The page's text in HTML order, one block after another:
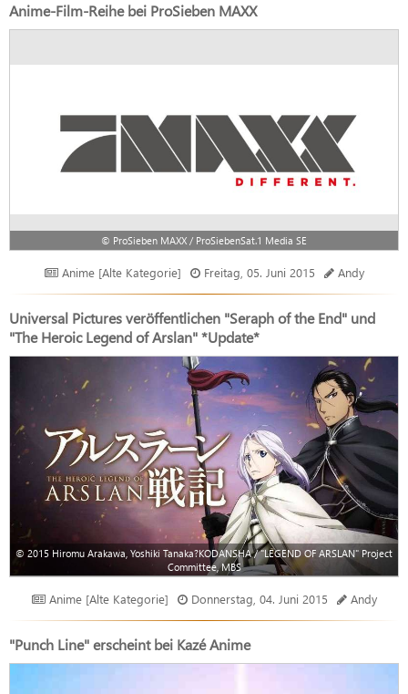
Anime-Film-Reihe bei ProSieben MAXX
© ProSieben MAXX / ProSiebenSat.1 Media SE
Anime [Alte Kategorie] Freitag, 05. Juni 2015 Andy
Universal Pictures veröffentlichen "Seraph of the End" und
"The Heroic Legend of Arslan" *Update*
© 2015 Hiromu Arakawa, Yoshiki Tanaka?KODANSHA / "LEGEND OF ARSLAN" Project
Committee, MBS
Anime [Alte Kategorie] Donnerstag, 04. Juni 2015 Andy
"Punch Line" erscheint bei Kazé Anime